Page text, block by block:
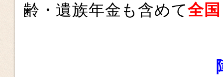
齢・遺族年金も含めて全